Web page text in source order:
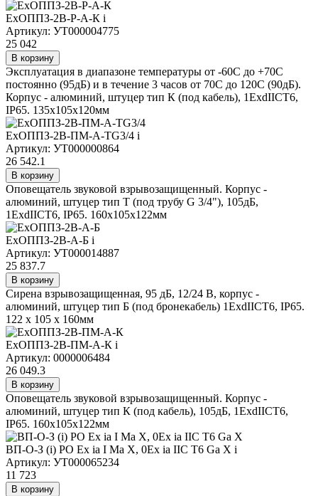
ExОППЗ-2В-Р-А-К i
Артикул: УТ000004775
25 042
В корзину
Эксплуатация в диапазоне температуры от -60С до +70С
постоянно (95дБ) и в течение 3 часов от 70С до 120С (90дБ).
Корпус - алюминий, штуцер тип К (под кабель), 1ExdIICT6,
IP65. 135х105х120мм
ExОППЗ-2В-ПМ-А-ТG3/4 i
Артикул: УТ000000864
26 542.1
В корзину
Оповещатель звуковой взрывозащищенный. Корпус -
алюминий, штуцер тип Т (под трубу G 3/4"), 105дБ,
1ExdIICT6, IP65. 160х105х122мм
ExОППЗ-2В-А-Б i
Артикул: УТ000014887
25 837.7
В корзину
Сирена взрывозащищенная, 95 дБ, 12/24 В, корпус -
алюминий, штуцер тип Б (под бронекабель) 1ExdIICT6, IP65.
122 х 105 х 160мм
ExОППЗ-2В-ПМ-А-К i
Артикул: 0000006484
26 049.3
В корзину
Оповещатель звуковой взрывозащищенный. Корпус -
алюминий, штуцер тип К (под кабель), 105дБ, 1ExdIICT6,
IP65. 160х105х122мм
ВП-О-З (i) РО Ex ia I Ma X, 0Ex ia IIC T6 Ga X i
Артикул: УТ000065234
11 723
В корзину